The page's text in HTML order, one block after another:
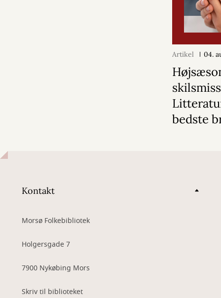
Artikel 04.
bedste
Kontakt
Morsø Folkebibliotek
Holgersgade 7
7900 Nykøbing Mors
Skriv til biblioteket